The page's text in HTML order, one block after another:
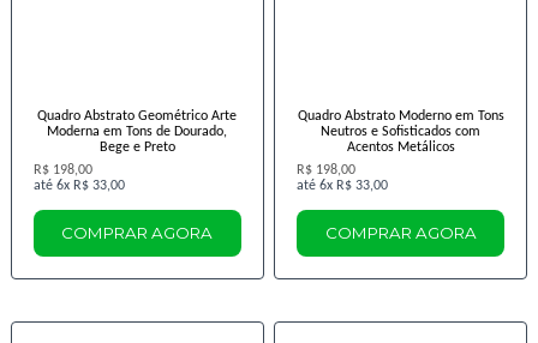
Quadro Abstrato Geométrico Arte
Moderna em Tons de Dourado,
Bege e Preto
R$ 198,00
6x R$ 33,00
COMPRAR AGORA
Quadro Abstrato Moderno em Tons
Neutros e Sofisticados com
Acentos Metálicos
R$ 198,00
6x R$ 33,00
COMPRAR AGORA